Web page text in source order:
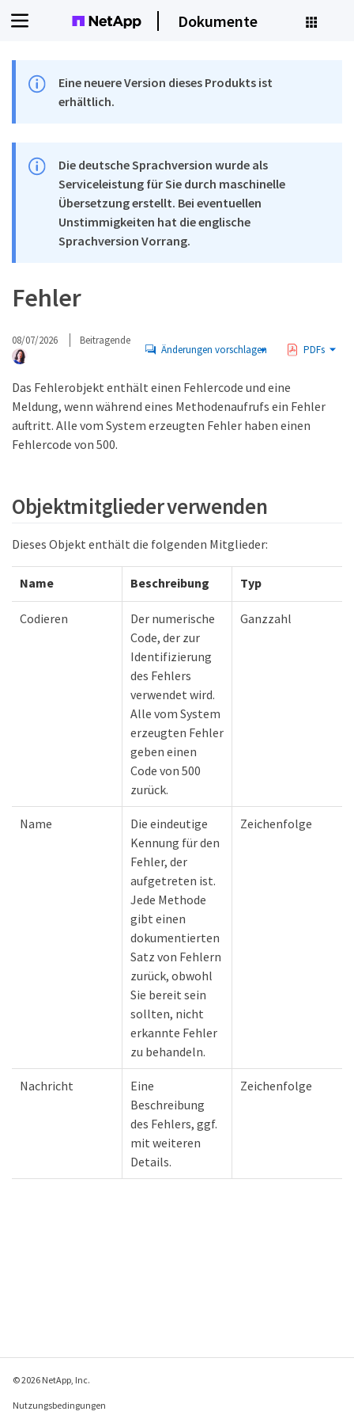
Dokumente
Eine neuere Version dieses Produkts ist
erhältlich.
Die deutsche Sprachversion wurde als
Serviceleistung für Sie durch maschinelle
Übersetzung erstellt. Bei eventuellen
Unstimmigkeiten hat die englische
Sprachversion Vorrang.
Fehler
08/07/2026 Beitragende
Änderungen vorschlagen PDFs
Das Fehlerobjekt enthält einen Fehlercode und eine
Meldung, wenn während eines Methodenaufrufs ein Fehler
auftritt. Alle vom System erzeugten Fehler haben einen
Fehlercode von 500.
Objektmitglieder verwenden
Dieses Objekt enthält die folgenden Mitglieder:
Name Beschreibung Typ
Codieren
Der numerische
Code, der zur
Identifizierung
des Fehlers
verwendet wird.
Alle vom System
erzeugten Fehler
geben einen
Code von 500
zurück.
Ganzzahl
Name
Die eindeutige
Kennung für den
Fehler, der
aufgetreten ist.
Jede Methode
gibt einen
dokumentierten
Satz von Fehlern
zurück, obwohl
Sie bereit sein
sollten, nicht
erkannte Fehler
zu behandeln.
Zeichenfolge
Nachricht
Eine
Beschreibung
des Fehlers, ggf.
mit weiteren
Details.
Zeichenfolge
© 2026 NetApp, Inc.
Nutzungsbedingungen